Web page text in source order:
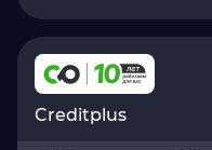
Creditplus